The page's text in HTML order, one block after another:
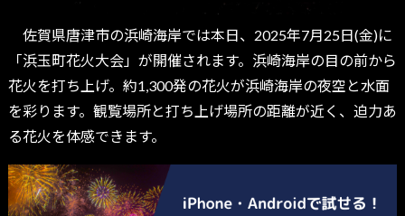
佐賀県唐津市の浜崎海岸では本日、2025年7月25日(金)に
「浜玉町花火大会」が開催されます。浜崎海岸の目の前から
花火を打ち上げ。約1,300発の花火が浜崎海岸の夜空と水面
を彩ります。観覧場所と打ち上げ場所の距離が近く、迫力あ
る花火を体感できます。